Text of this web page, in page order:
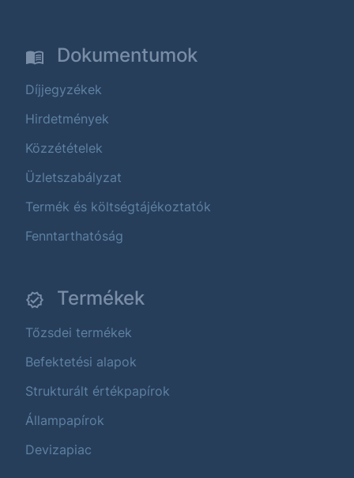
Dokumentumok
Díjjegyzékek
Hirdetmények
Közzétételek
Üzletszabályzat
Termék és költségtájékoztatók
Fenntarthatóság
Termékek
Tőzsdei termékek
Befektetési alapok
Strukturált értékpapírok
Állampapírok
Devizapiac